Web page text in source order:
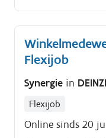
plek is voor zowel
Flexijob
Synergie in
Flexijob
Online sinds 20